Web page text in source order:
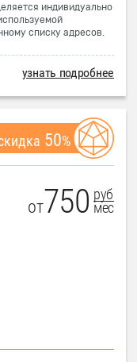
индивидуально
списку адресов.
узнать подробнее
50%
от750 руб
мес